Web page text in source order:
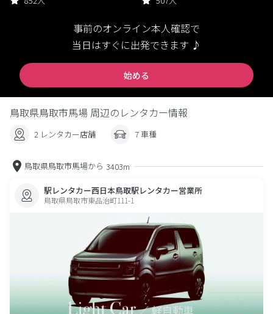
事前のオンライン本人確認で
当日はすぐに出発できます ♪
始める
鳥取県鳥取市馬場 周辺のレンタカー情報
2 レンタカー店舗 7 車種
鳥取県鳥取市馬場から 3403m
駅レンタカー西日本鳥取駅レンタカー営業所
鳥取県鳥取市東品治町111-1